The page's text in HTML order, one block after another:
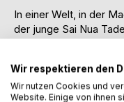
In einer Welt, in der
der junge Sai Nua
besonderen Gabe
magische Welt voller
Wir respektieren den
Wir nutzen Cookies und
Website. Einige von ihnen